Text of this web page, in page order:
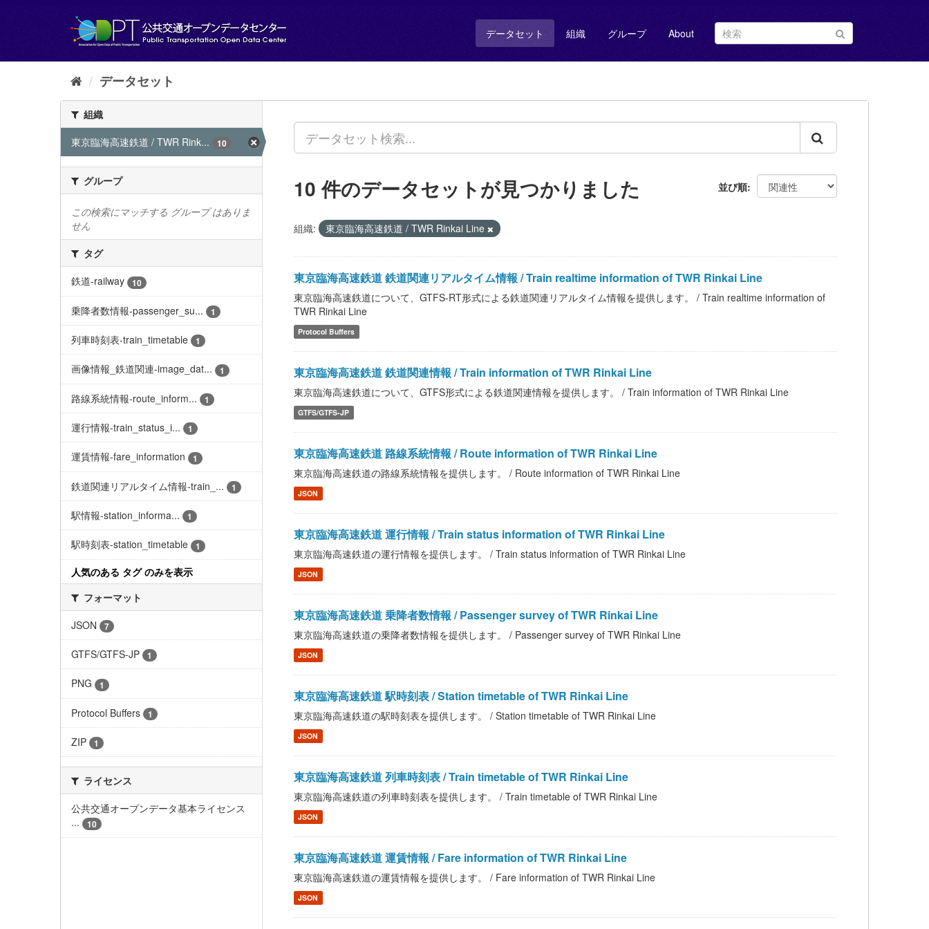
し
データセット 組織 グループ About
データセット
組織
東京臨海高速鉄道 / TWR Rink...
10
グループ
この検索にマッチする グループ はありま
せん
タグ
鉄道-railway
10
乗降者数情報-passenger_su... 1
列車時刻表-train_timetable 1
画像情報_鉄道関連-image_dat... 1
路線系統情報-route_inform... 1
運行情報-train_status_i... 1
運賃情報-fare_information 1
鉄道関連リアルタイム情報-train_... 1
駅情報-station_informa... 1
駅時刻表-station_timetable 1
人気のある タグ のみを表示
フォーマット
JSON
7
GTFS/GTFS-JP 1
PNG 1
Protocol Buffers 1
ZIP 1
ライセンス
公共交通オープンデータ基本ライセンス
...
10
並び順
10 件のデータセットが見つかりました
組織: 東京臨海高速鉄道 / TWR Rinkai Line
東京臨海高速鉄道 鉄道関連リアルタイム情報 / Train realtime information of TWR Rinkai Line
東京臨海高速鉄道について、GTFS-RT形式による鉄道関連リアルタイム情報を提供します。 / Train realtime information of
TWR Rinkai Line
Protocol Buffers
東京臨海高速鉄道 鉄道関連情報 / Train information of TWR Rinkai Line
東京臨海高速鉄道について、GTFS形式による鉄道関連情報を提供します。 / Train information of TWR Rinkai Line
GTFS/GTFS-JP
東京臨海高速鉄道 路線系統情報 / Route information of TWR Rinkai Line
東京臨海高速鉄道の路線系統情報を提供します。 / Route information of TWR Rinkai Line
JSON
東京臨海高速鉄道 運行情報 / Train status information of TWR Rinkai Line
東京臨海高速鉄道の運行情報を提供します。 / Train status information of TWR Rinkai Line
JSON
東京臨海高速鉄道 乗降者数情報 / Passenger survey of TWR Rinkai Line
東京臨海高速鉄道の乗降者数情報を提供します。 / Passenger survey of TWR Rinkai Line
JSON
東京臨海高速鉄道 駅時刻表 / Station timetable of TWR Rinkai Line
東京臨海高速鉄道の駅時刻表を提供します。 / Station timetable of TWR Rinkai Line
JSON
東京臨海高速鉄道 列車時刻表 / Train timetable of TWR Rinkai Line
東京臨海高速鉄道の列車時刻表を提供します。 / Train timetable of TWR Rinkai Line
JSON
東京臨海高速鉄道 運賃情報 / Fare information of TWR Rinkai Line
東京臨海高速鉄道の運賃情報を提供します。 / Fare information of TWR Rinkai Line
JSON